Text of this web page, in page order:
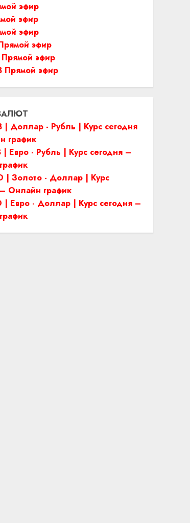
эфир
эфир
эфир
эфир
эфир
эфир
| Доллар - Рубль | Курс сегодня
график
| Евро - Рубль | Курс сегодня –
| Золото - Доллар | Курс
Онлайн график
| Евро - Доллар | Курс сегодня –